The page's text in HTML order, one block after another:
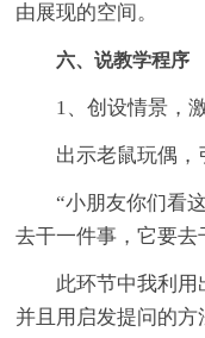
由展现的空间。
六、说教学程序
1、创设情景，
出示老鼠玩偶，
“小朋友你们看
去干一件事，它要去
此环节中我利用
并且用启发提问的方